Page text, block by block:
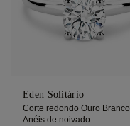
Eden Solitário
Corte redondo Ouro Branco
Anéis de noivado